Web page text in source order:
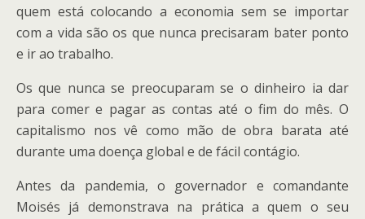
quem está colocando a economia sem se importar
com a vida são os que nunca precisaram bater ponto
e ir ao trabalho.
Os que nunca se preocuparam se o dinheiro ia dar
para comer e pagar as contas até o fim do mês. O
capitalismo nos vê como mão de obra barata até
durante uma doença global e de fácil contágio.
Antes da pandemia, o governador e comandante
Moisés já demonstrava na prática a quem o seu